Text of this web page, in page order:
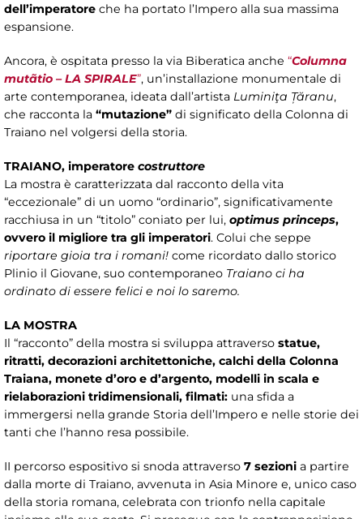
dell’imperatore che ha portato l’Impero alla sua massima
espansione.
Ancora, è ospitata presso la via Biberatica anche “Columna
mutãtio – LA SPIRALE”, un’installazione monumentale di
arte contemporanea, ideata dall’artista Luminiţa Țăranu,
che racconta la “mutazione” di significato della Colonna di
Traiano nel volgersi della storia.
TRAIANO, imperatore costruttore
La mostra è caratterizzata dal racconto della vita
“eccezionale” di un uomo “ordinario”, significativamente
racchiusa in un “titolo” coniato per lui, optimus princeps,
ovvero il migliore tra gli imperatori. Colui che seppe
riportare gioia tra i romani! come ricordato dallo storico
Plinio il Giovane, suo contemporaneo Traiano ci ha
ordinato di essere felici e noi lo saremo.
LA MOSTRA
Il “racconto” della mostra si sviluppa attraverso statue,
ritratti, decorazioni architettoniche, calchi della Colonna
Traiana, monete d’oro e d’argento, modelli in scala e
rielaborazioni tridimensionali, filmati: una sfida a
immergersi nella grande Storia dell’Impero e nelle storie dei
tanti che l’hanno resa possibile.
II percorso espositivo si snoda attraverso 7 sezioni a partire
dalla morte di Traiano, avvenuta in Asia Minore e, unico caso
della storia romana, celebrata con trionfo nella capitale